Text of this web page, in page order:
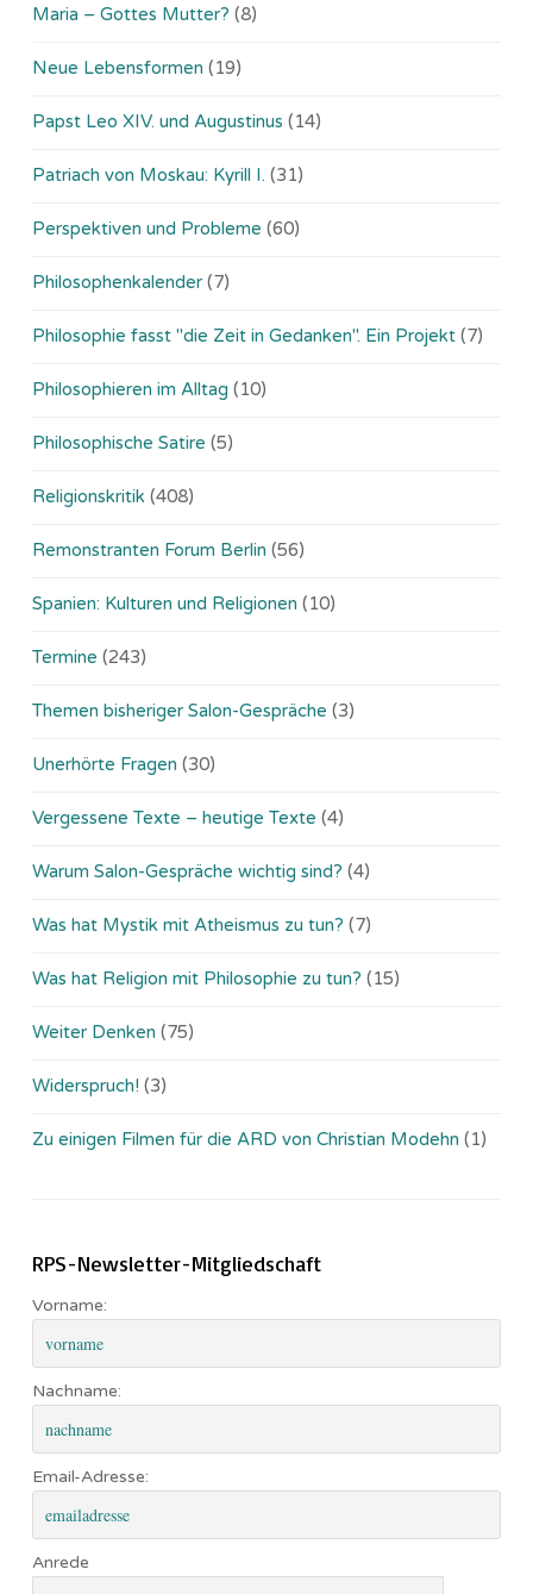
Maria – Gottes Mutter? (8)
Neue Lebensformen (19)
Papst Leo XIV. und Augustinus (14)
Patriach von Moskau: Kyrill I. (31)
Perspektiven und Probleme (60)
Philosophenkalender (7)
Philosophie fasst "die Zeit in Gedanken". Ein Projekt (7)
Philosophieren im Alltag (10)
Philosophische Satire (5)
Religionskritik (408)
Remonstranten Forum Berlin (56)
Spanien: Kulturen und Religionen (10)
Termine (243)
Themen bisheriger Salon-Gespräche (3)
Unerhörte Fragen (30)
Vergessene Texte – heutige Texte (4)
Warum Salon-Gespräche wichtig sind? (4)
Was hat Mystik mit Atheismus zu tun? (7)
Was hat Religion mit Philosophie zu tun? (15)
Weiter Denken (75)
Widerspruch! (3)
Zu einigen Filmen für die ARD von Christian Modehn (1)
RPS-Newsletter-Mitgliedschaft
Vorname:
Nachname:
Email-Adresse:
Anrede